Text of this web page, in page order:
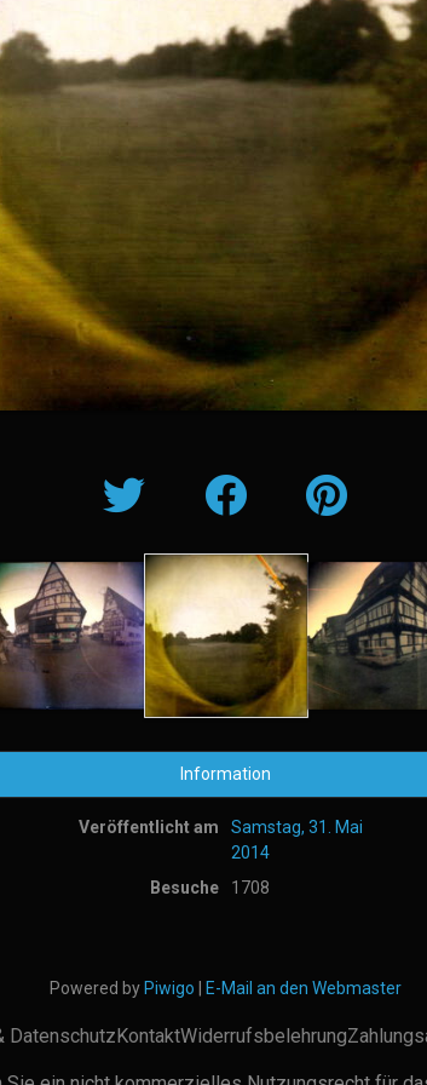
Information
Veröffentlicht am
Samstag, 31. Mai
2014
Besuche
1708
Powered by Piwigo E-Mail an den Webmaster
DatenschutzKontaktWiderrufsbelehrung